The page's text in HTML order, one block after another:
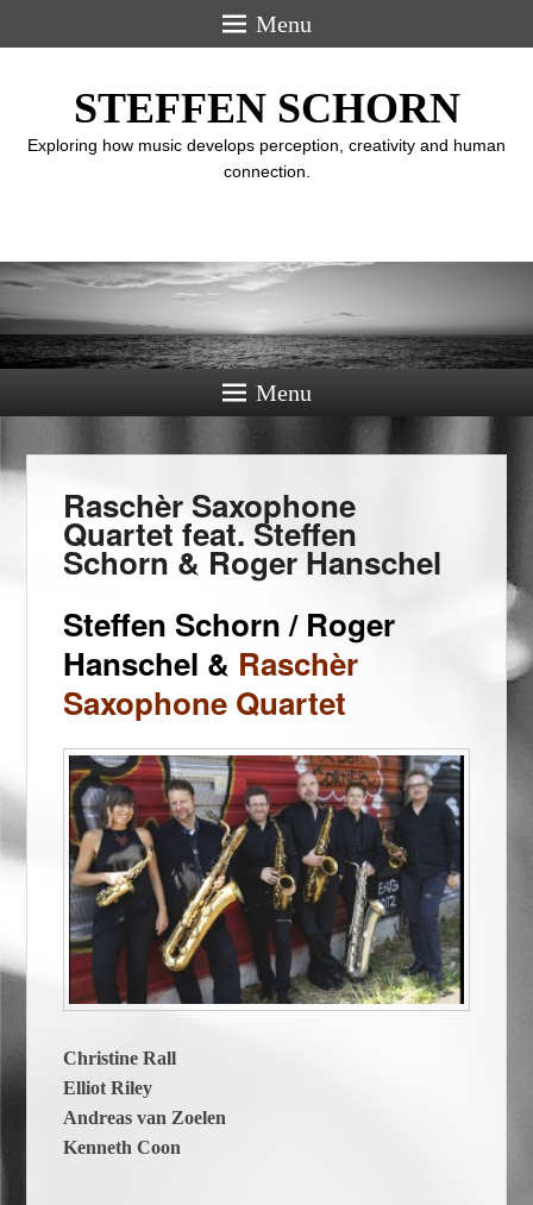
Menu
STEFFEN SCHORN
Exploring how music develops perception, creativity and human
connection.
Menu
Raschèr Saxophone
Quartet feat. Steffen
Schorn & Roger Hanschel
Steffen Schorn / Roger
Hanschel & Raschèr
Saxophone Quartet
Christine Rall
Elliot Riley
Andreas van Zoelen
Kenneth Coon